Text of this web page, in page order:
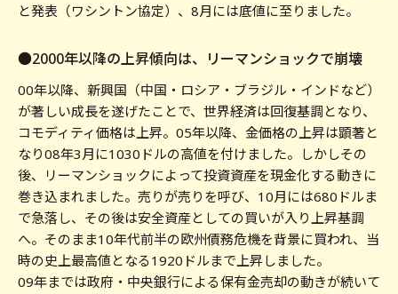
と発表（ワシントン協定）、8月には底値に至りました。
●2000年以降の上昇傾向は、リーマンショックで崩壊
00年以降、新興国（中国・ロシア・ブラジル・インドなど）
が著しい成長を遂げたことで、世界経済は回復基調となり、
コモディティ価格は上昇。05年以降、金価格の上昇は顕著と
なり08年3月に1030ドルの高値を付けました。しかしその
後、リーマンショックによって投資資産を現金化する動きに
巻き込まれました。売りが売りを呼び、10月には680ドルま
で急落し、その後は安全資産としての買いが入り上昇基調
へ。そのまま10年代前半の欧州債務危機を背景に買われ、当
時の史上最高値となる1920ドルまで上昇しました。
09年までは政府・中央銀行による保有金売却の動きが続いて